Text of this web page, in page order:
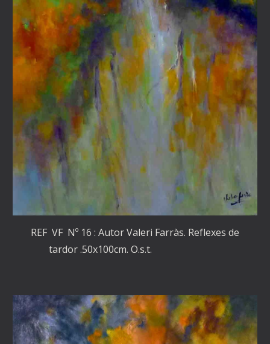
REF VF Nº 16 : Autor Valeri Farràs. Reflexes de
tardor .50x100cm. O.s.t.